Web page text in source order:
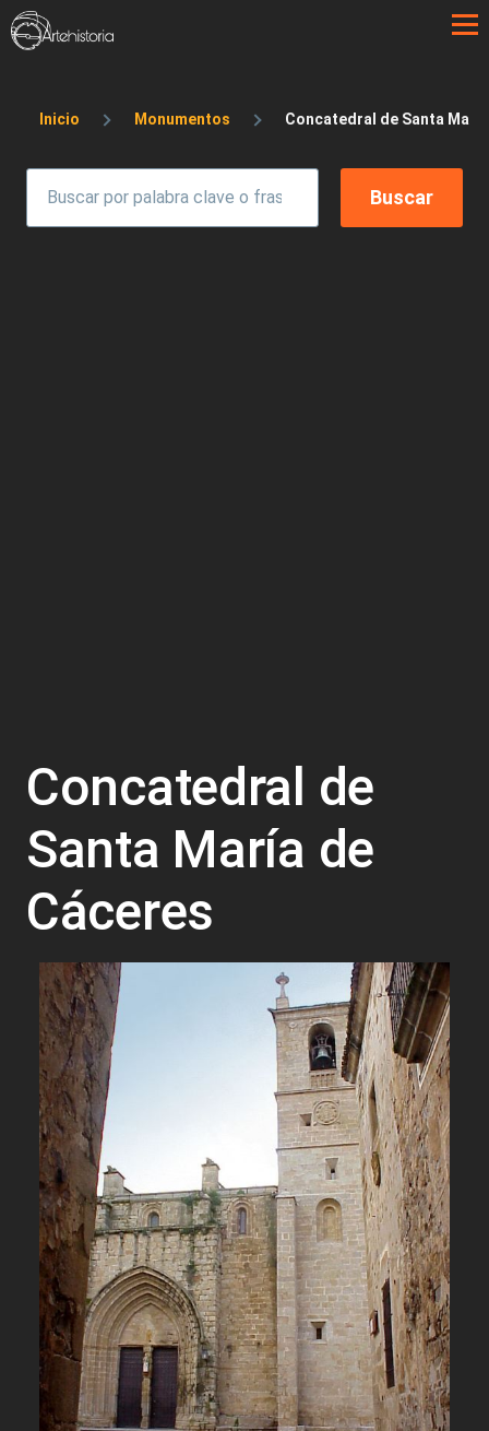
Pasar al contenido principal
Sobrescribir enlaces de ayuda a la
Inicio Monumentos Concatedral de Santa
Concatedral de
Santa María de
Cáceres